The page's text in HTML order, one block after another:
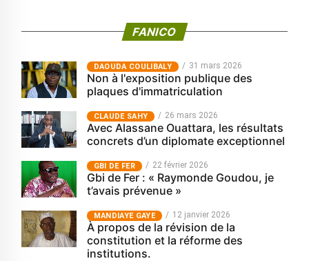
FANICO
‎DAOUDA COULIBALY 31 mars 2026
Non à l'exposition publique des
plaques d'immatriculation
CLAUDE SAHY 26 mars 2026
Avec Alassane Ouattara, les résultats
concrets d’un diplomate exceptionnel
GBI DE FER 22 février 2026
Gbi de Fer : « Raymonde Goudou, je
t’avais prévenue »
MANDIAYE GAYE 12 janvier 2026
À propos de la révision de la
constitution et la réforme des
institutions.